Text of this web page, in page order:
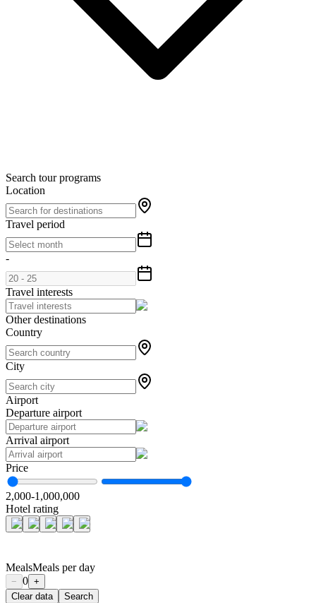
Search tour programs
Location
Travel period
-
Travel interests
Other destinations
Country
City
Airport
Departure airport
Arrival airport
Price
2,000-1,000,000
Hotel rating
MealsMeals per day
− 0 +
Clear data
Search